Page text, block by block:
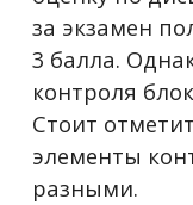
за экзамен
3 балла.
контроля
Стоит
элементы
разными.